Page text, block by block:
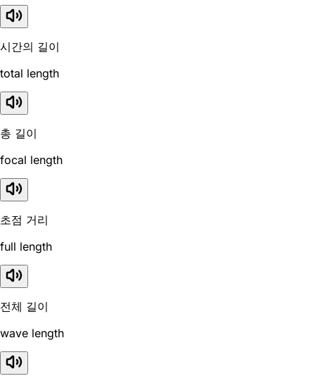
시간의 길이
total length
총 길이
focal length
초점 거리
full length
전체 길이
wave length